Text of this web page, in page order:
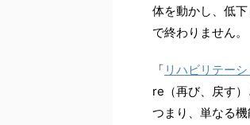
体を動かし、低
で終わりません。
「 リハビリテー
re（再び、戻す
つまり、単なる